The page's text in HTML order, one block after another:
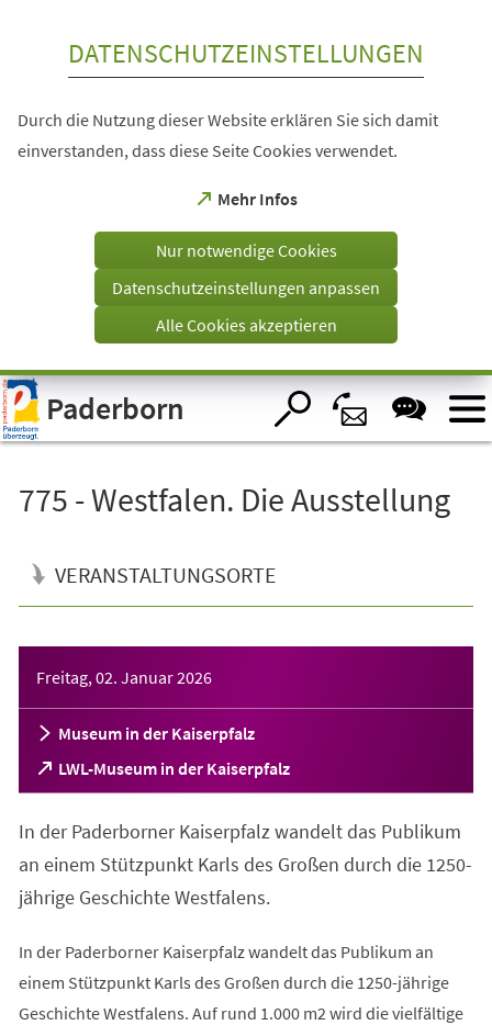
Visuelle
Assistenzsoftware
öffnen.
DATENSCHUTZEINSTELLUNGEN
Durch die Nutzung dieser Website erklären Sie sich damit
einverstanden, dass diese Seite Cookies verwendet.
Mehr Infos
(Öffnet
einem
Tab)
Nur notwendige Cookies
Datenschutzeinstellungen anpassen
Alle Cookies akzeptieren
Paderborn
775 - Westfalen. Die Ausstellung
VERANSTALTUNGSORTE
Freitag, 02. Januar 2026
Museum in der Kaiserpfalz
LWL-Museum in der Kaiserpfalz
(Öffnet
in
neuen
Tab)
In der Paderborner Kaiserpfalz wandelt das Publikum
an einem Stützpunkt Karls des Großen durch die 1250-
jährige Geschichte Westfalens.
In der Paderborner Kaiserpfalz wandelt das Publikum an
einem Stützpunkt Karls des Großen durch die 1250-jährige
Geschichte Westfalens. Auf rund 1.000 m2 wird die vielfältige